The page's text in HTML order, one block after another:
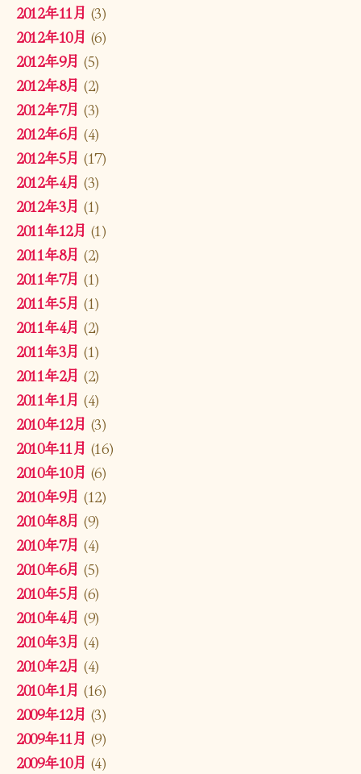
2012年11月 (3)
2012年10月 (6)
2012年9月 (5)
2012年8月 (2)
2012年7月 (3)
2012年6月 (4)
2012年5月 (17)
2012年4月 (3)
2012年3月 (1)
2011年12月 (1)
2011年8月 (2)
2011年7月 (1)
2011年5月 (1)
2011年4月 (2)
2011年3月 (1)
2011年2月 (2)
2011年1月 (4)
2010年12月 (3)
2010年11月 (16)
2010年10月 (6)
2010年9月 (12)
2010年8月 (9)
2010年7月 (4)
2010年6月 (5)
2010年5月 (6)
2010年4月 (9)
2010年3月 (4)
2010年2月 (4)
2010年1月 (16)
2009年12月 (3)
2009年11月 (9)
2009年10月 (4)